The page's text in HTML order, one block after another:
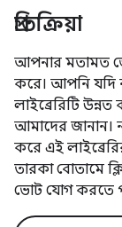
প্রতিক্রিয়া
আপনার মতামত
করে। আপনি যদি
লাইব্রেরিটি
আমাদের
করে এই
তারকা বোতামে
ভোট যোগ করতে